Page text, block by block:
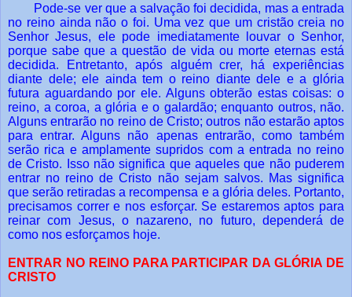
Pode-se ver que a salvação foi decidida, mas a entrada
no reino ainda não o foi. Uma vez que um cristão creia no
Senhor Jesus, ele pode imediatamente louvar o Senhor,
porque sabe que a questão de vida ou morte eternas está
decidida. Entretanto, após alguém crer, há experiências
diante dele; ele ainda tem o reino diante dele e a glória
futura aguardando por ele. Alguns obterão estas coisas: o
reino, a coroa, a glória e o galardão; enquanto outros, não.
Alguns entrarão no reino de Cristo; outros não estarão aptos
para entrar. Alguns não apenas entrarão, como também
serão rica e amplamente supridos com a entrada no reino
de Cristo. Isso não significa que aqueles que não puderem
entrar no reino de Cristo não sejam salvos. Mas significa
que serão retiradas a recompensa e a glória deles. Portanto,
precisamos correr e nos esforçar. Se estaremos aptos para
reinar com Jesus, o nazareno, no futuro, dependerá de
como nos esforçamos hoje.
ENTRAR NO REINO PARA PARTICIPAR DA GLÓRIA DE
CRISTO